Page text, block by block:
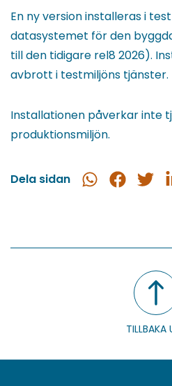
En ny version installeras i
datasystemet för den
till den tidigare rel8 2026).
avbrott i testmiljöns tjänster.
Installationen påverkar inte
produktionsmiljön.
Dela sidan
Dela
Dela
Dela
TILLBAKA